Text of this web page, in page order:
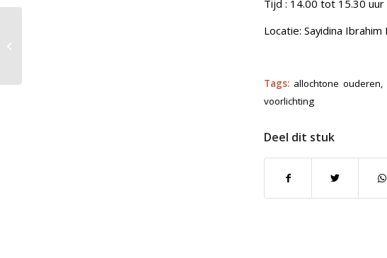
Tijd : 14.00 tot 15.30 uur
Locatie: Sayidina
Tags: allochtone ouderen,
voorlichting
Deel dit stuk